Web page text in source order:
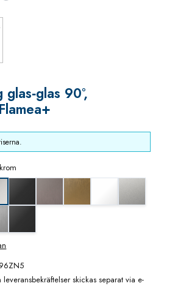
90°,
djupsvart mattgrafitmetall utseende (borstad)
skickas separat via e-